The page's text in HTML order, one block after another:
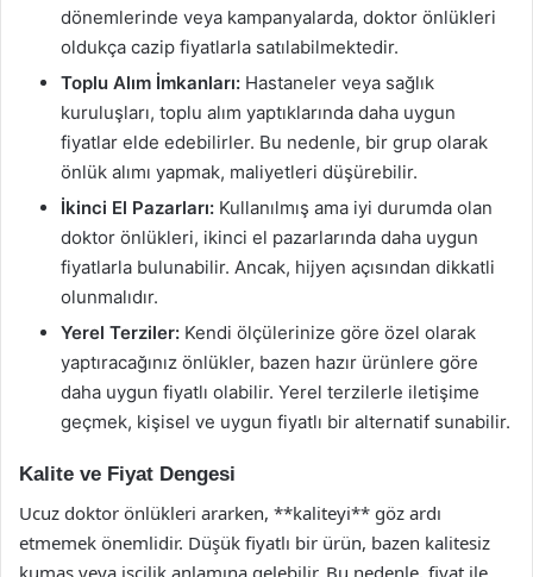
dönemlerinde veya kampanyalarda, doktor önlükleri
oldukça cazip fiyatlarla satılabilmektedir.
Toplu Alım İmkanları: Hastaneler veya sağlık
kuruluşları, toplu alım yaptıklarında daha uygun
fiyatlar elde edebilirler. Bu nedenle, bir grup olarak
önlük alımı yapmak, maliyetleri düşürebilir.
İkinci El Pazarları: Kullanılmış ama iyi durumda olan
doktor önlükleri, ikinci el pazarlarında daha uygun
fiyatlarla bulunabilir. Ancak, hijyen açısından dikkatli
olunmalıdır.
Yerel Terziler: Kendi ölçülerinize göre özel olarak
yaptıracağınız önlükler, bazen hazır ürünlere göre
daha uygun fiyatlı olabilir. Yerel terzilerle iletişime
geçmek, kişisel ve uygun fiyatlı bir alternatif sunabilir.
Kalite ve Fiyat Dengesi
Ucuz doktor önlükleri ararken, **kaliteyi** göz ardı
etmemek önemlidir. Düşük fiyatlı bir ürün, bazen kalitesiz
kumaş veya işçilik anlamına gelebilir. Bu nedenle, fiyat ile